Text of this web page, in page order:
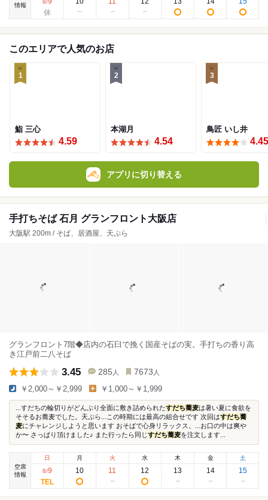
情報
8/
このエリアで人気のお店
1
鮨 三心
4.59
2
本湖月
4.54
3
鳥匠 いし井
4.45
アプリに切り替える
手打ちそば 石月 グランフロント大阪店
大阪駅 200m / そば、居酒屋、天ぷら
グランフロント7階◆店内の石臼で挽く国産そばの実。手打ちの香り高
き江戸前二八そば
3.45 285 人 7673 人
￥2,000～￥2,999 ￥1,000～￥1,999
...すだちの輪切りがどんぶり全面に敷き詰められたすだち蕎麦は暑い夏に食欲を
そそるお蕎麦でした。天ぷら...この時期には最高の組合せです 次回はすだち蕎
麦にチャレンジしようと思います おそばで心身リラックス。...お口の中は爽や
か〜 さっぱり頂けました♪ また行ったら同じすだち蕎麦を注文します...
空席
情報
日
8/9
月
10
火
11
水
12
木
13
金
14
土
15